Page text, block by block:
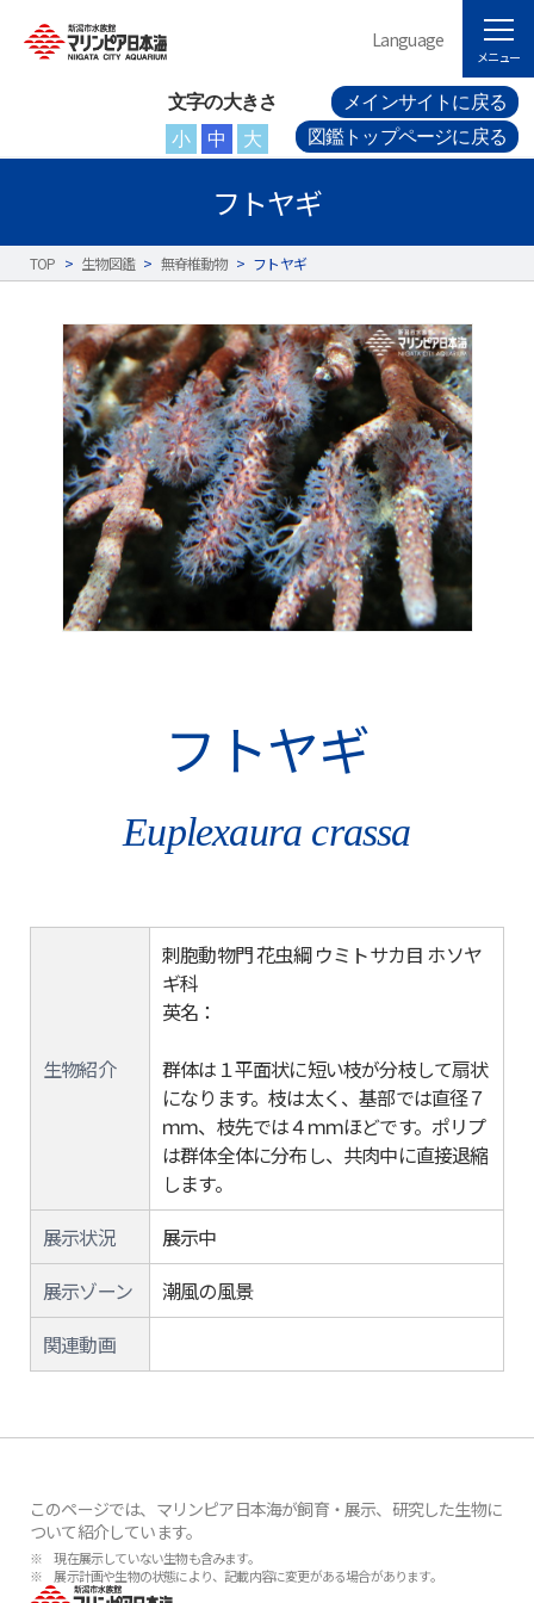
文字の大きさ
小
中 大
メインサイトに戻る
図鑑トップページに戻る
Language
メニュー
フトヤギ
TOP > 生物図鑑 > 無脊椎動物 > フトヤギ
フトヤギ
Euplexaura crassa
生物紹介
刺胞動物門 花虫綱 ウミトサカ目 ホソヤ
ギ科
英名：
群体は１平面状に短い枝が分枝して扇状
になります。枝は太く、基部では直径７
ｍｍ、枝先では４ｍｍほどです。ポリプ
は群体全体に分布し、共肉中に直接退縮
します。
展示状況
展示中
展示ゾーン
潮風の風景
関連動画
このページでは、マリンピア日本海が飼育・展示、研究した生物に
ついて紹介しています。
※ 現在展示していない生物も含みます。
※ 展示計画や生物の状態により、記載内容に変更がある場合があります。